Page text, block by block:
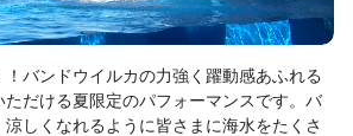
バンドウイルカの力強く躍動感あふれる
だける夏限定のパフォーマンスです。バ
しくなれるように皆さまに海水をたくさ